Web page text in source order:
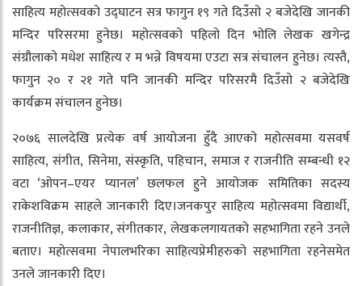
साहित्य महोत्सवको उद्घाटन सत्र फागुन १९ गते दिउँसो २ बजेदेखि जानकी
मन्दिर परिसरमा हुनेछ। महोत्सवको पहिलो दिन भोलि लेखक खगेन्द्र
संग्रौलाको मधेश साहित्य र म भन्ने विषयमा एउटा सत्र संचालन हुनेछ। त्यस्तै,
फागुन २० र २१ गते पनि जानकी मन्दिर परिसरमै दिउँसो २ बजेदेखि
कार्यक्रम संचालन हुनेछ।
२०७६ सालदेखि प्रत्येक वर्ष आयोजना हुँदै आएको महोत्सवमा यसवर्ष
साहित्य, संगीत, सिनेमा, संस्कृति, पहिचान, समाज र राजनीति सम्बन्धी १२
वटा ‘ओपन–एयर प्यानल’ छलफल हुने आयोजक समितिका सदस्य
राकेशविक्रम साहले जानकारी दिए।जनकपुर साहित्य महोत्सवमा विद्यार्थी,
राजनीतिज्ञ, कलाकार, संगीतकार, लेखकलगायतको सहभागिता रहने उनले
बताए। महोत्सवमा नेपालभरिका साहित्यप्रेमीहरुको सहभागिता रहनेसमेत
उनले जानकारी दिए।